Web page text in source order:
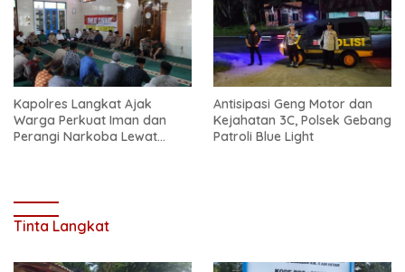
Kapolres Langkat Ajak
Warga Perkuat Iman dan
Perangi Narkoba Lewat
Antisipasi Geng Motor dan
Kejahatan 3C, Polsek Gebang
Patroli Blue Light
Tinta Langkat